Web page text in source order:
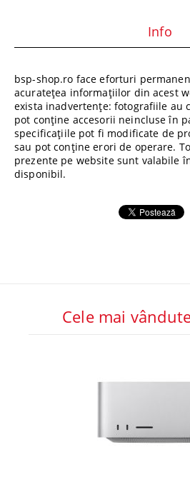
Info
bsp-shop.ro face eforturi
acuratețea informațiilor din acest
exista inadvertențe: fotografiile au
pot conține accesorii neincluse în
specificațiile pot fi modificate de
sau pot conține erori de operare.
prezente pe website sunt valabile
disponibil.
Cele mai